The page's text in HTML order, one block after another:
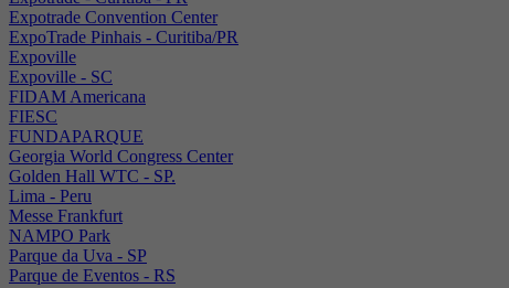
Expotrade Convention Center
ExpoTrade Pinhais - Curitiba/PR
Expoville
Expoville - SC
FIDAM Americana
FIESC
FUNDAPARQUE
Georgia World Congress Center
Golden Hall WTC - SP.
Lima - Peru
Messe Frankfurt
NAMPO Park
Parque da Uva - SP
Parque de Eventos - RS